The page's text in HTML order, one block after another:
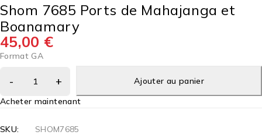
Shom 7685 Ports de Mahajanga et
Boanamary
45,00 €
Format GA
Ajouter au panier
Acheter maintenant
SKU:
SHOM7685